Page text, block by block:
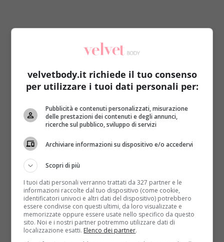
figurano tra i crostacei più usati in
assoluto in cucina. Possono essere preparati in
diversi modi:da accompagno alle carni pregiate o
anche semplicemente consumati crudi
. Quasi
sempre vengono preparati per Natale, ma si
possono mangiare anche durante tutto il resto
dell’anno. Sono gustosissimi e hanno pochissime
calorie. Già in passato vi abbiamo proposto altre
ricetta come quella dei
piselli , deigamberoni rossi all’uva
fritti impanati
e degli involtini di gamberoni
stile Bruno Barbieri. Stavolta invece vi proponiamo la
facile versione allapiastra.
Ecco gli ingredienti: 200 grammi di gamberoni, 1
limone, 1 spicchio d’aglio, olio extravergine d’oliva,
velvetbody.it richiede il tuo consenso
per utilizzare i tuoi dati personali per:
Pubblicità e contenuti personalizzati, misurazione
delle prestazioni dei contenuti e degli annunci,
ricerche sul pubblico, sviluppo di servizi
Archiviare informazioni su dispositivo e/o accedervi
Scopri di più
I tuoi dati personali verranno trattati da 327 partner e le
informazioni raccolte dal tuo dispositivo (come cookie,
identificatori univoci e altri dati del dispositivo) potrebbero
essere condivise con questi ultimi, da loro visualizzate e
memorizzate oppure essere usate nello specifico da questo
sito. Noi e i nostri partner potremmo utilizzare dati di
localizzazione esatti. Elenco dei partner.